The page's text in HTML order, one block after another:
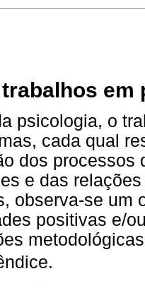
psicologia, o
cada qual
dos processos
e das
observa-se um
positivas e/